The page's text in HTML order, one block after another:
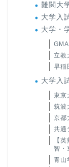
難関大
大学入
大学・
立教
早稲
大学入
東京
筑波
京都
共通
【
智・
青山